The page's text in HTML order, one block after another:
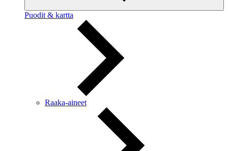
Puodit & kartta
Raaka-aineet